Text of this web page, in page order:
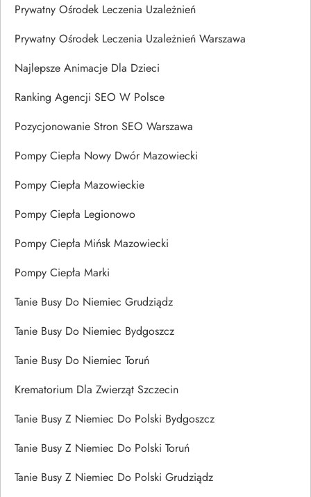
Prywatny Ośrodek Leczenia Uzależnień
Prywatny Ośrodek Leczenia Uzależnień Warszawa
Najlepsze Animacje Dla Dzieci
Ranking Agencji SEO W Polsce
Pozycjonowanie Stron SEO Warszawa
Pompy Ciepła Nowy Dwór Mazowiecki
Pompy Ciepła Mazowieckie
Pompy Ciepła Legionowo
Pompy Ciepła Mińsk Mazowiecki
Pompy Ciepła Marki
Tanie Busy Do Niemiec Grudziądz
Tanie Busy Do Niemiec Bydgoszcz
Tanie Busy Do Niemiec Toruń
Krematorium Dla Zwierząt Szczecin
Tanie Busy Z Niemiec Do Polski Bydgoszcz
Tanie Busy Z Niemiec Do Polski Toruń
Tanie Busy Z Niemiec Do Polski Grudziądz